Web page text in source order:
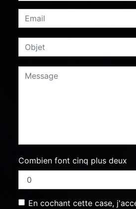
Combien font cinq plus deux
En cochant cette case,